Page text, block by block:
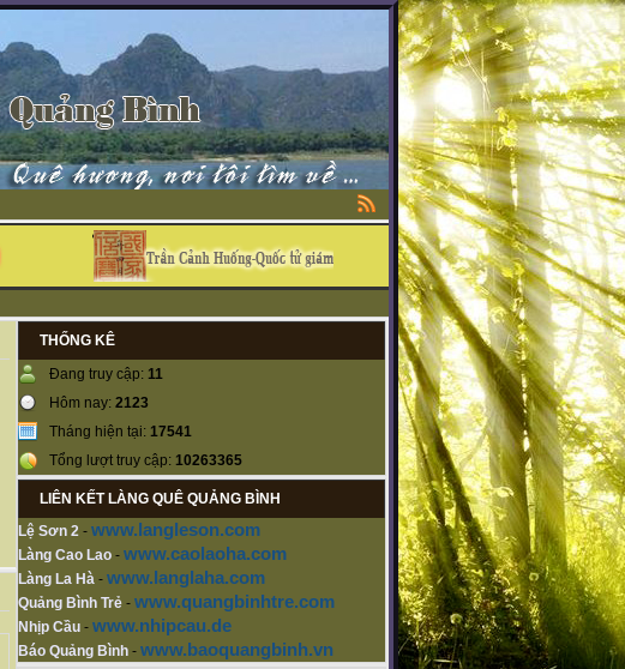
THỐNG KÊ
Đang truy cập: 11
Hôm nay: 2123
Tháng hiện tại: 17541
Tổng lượt truy cập: 10263365
LIÊN KẾT LÀNG QUÊ QUẢNG BÌNH
Lệ Sơn 2 - www.langleson.com
Làng Cao Lao - www.caolaoha.com
Làng La Hà - www.langlaha.com
Quảng Bình Trẻ - www.quangbinhtre.com
Nhịp Cầu - www.nhipcau.de
Báo Quảng Bình - www.baoquangbinh.vn